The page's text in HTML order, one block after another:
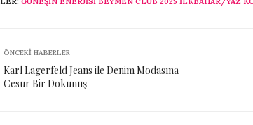
ÖNCEKI HABERLER
Karl Lagerfeld Jeans ile Denim Modasına
Cesur Bir Dokunuş